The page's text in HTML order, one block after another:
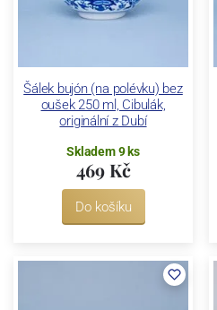
Šálek bujón (na polévku) bez
oušek 250 ml, Cibulák,
originální z Dubí
Skladem 9 ks
469 Kč
Do košíku